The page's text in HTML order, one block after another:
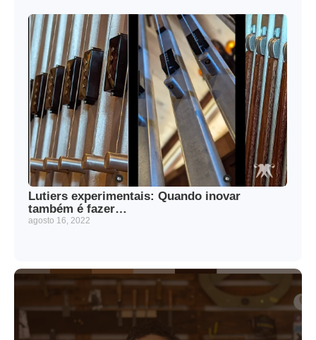
Lutiers experimentais: Quando inovar
também é fazer…
agosto 16, 2022